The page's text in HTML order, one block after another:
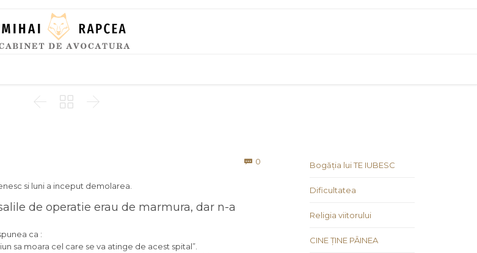
  
 0
si luni a inceput demolarea.
de operatie erau de marmura, dar n-a
ca :
sa moara cel care se va atinge de acest spital”.
Bogăția lui TE IUBESC
Dificultatea
Religia viitorului
CINE ȚINE PÂINEA